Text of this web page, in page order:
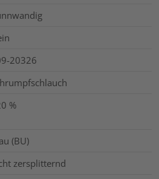
20326
%
(BU)
zersplitternd